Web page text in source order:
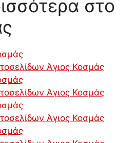
στο
Άγιος Κοσμάς
Άγιος Κοσμάς
Άγιος Κοσμάς